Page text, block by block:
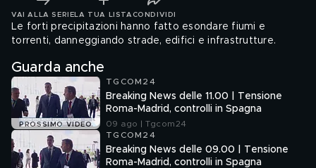
VAI ALLA SERIE LA TUA LISTA CONDIVIDI
Le forti precipitazioni hanno fatto esondare fiumi e
torrenti, danneggiando strade, edifici e infrastrutture.
Guarda anche
PROSSIMO VIDEO
TGCOM24
Breaking News delle 11.00 | Tensione
Roma-Madrid, controlli in Spagna
09 ago | Tgcom24
TGCOM24
Breaking News delle 09.00 | Tensione
Roma-Madrid, controlli in Spagna